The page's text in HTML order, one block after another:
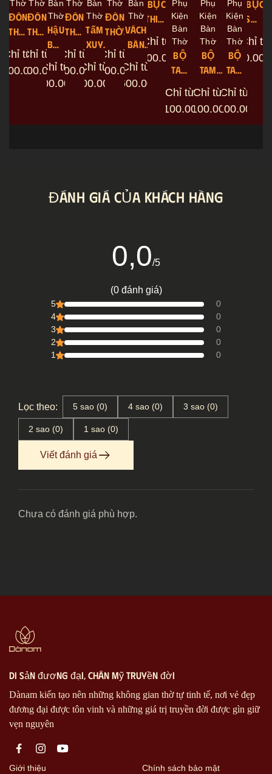
Thờ
ĐÔN
THỜ
LIÊN
Chỉ từ
₫
Thờ
ĐÔN
THỜ
NHẬT
QUANG
Chỉ từ
10.600.000₫
Bàn
Thờ
Hậu
Bàn
Liên
Hoa
Chỉ từ
2.000.000
Thờ
ĐÔN
THỜ
NGHINH
SƠN
Chỉ từ
11.700.000₫
Bàn
Thờ
Tấm
Xuy
Mãn
Đường
Chỉ từ
4.500.000
Thờ
ĐÔN
THỜ
ĐƯỜNG
Chỉ từ
12.400.000 ₫
Bàn
Thờ
VÁCH
BÀN
MÃN
ĐƯỜNG
Chỉ từ
26.600.000
BỤC
THIÊN
Chỉ từ
22.100.000₫
Phụ
Kiện
Bàn
Thờ
BỘ
TAM
THẦN
TÀI
NHẬT
Chỉ từ
11.100.000₫
Phụ
Kiện
Bàn
Thờ
BỘ
TAM
THẦN
TÀI
NGHINH
Chỉ từ
11.100.000₫
Phụ
Kiện
Bàn
Thờ
BỘ
TAM
THẦN
TÀI
VẠN
Chỉ từ
11.100.000
BỤC
SƠN
Chỉ từ
ĐÁNH GIÁ CỦA KHÁCH HÀNG
0,0/5
(0 đánh giá)
5
0
4
0
3
0
2
0
1
0
Lọc theo: 5 sao (0) 4 sao (0) 3 sao (0)
2 sao (0) 1 sao (0)
Viết đánh giá
Chưa có đánh giá phù hợp.
di sản đương đại, chân mỹ truyền đời
Dànam kiến tạo nên những không gian thờ tự tinh tế, nơi vẻ đẹp
đương đại được tôn vinh và những giá trị truyền đời được gìn giữ
vẹn nguyên
Giới thiệu Chính sách bảo mật